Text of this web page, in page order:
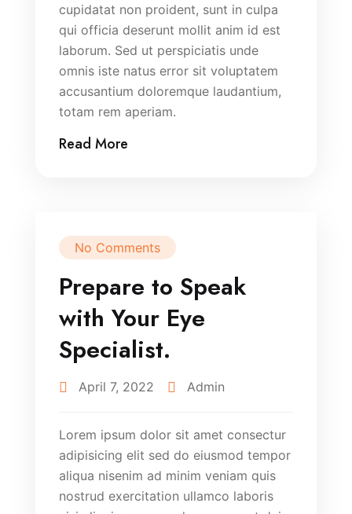
cupidatat non proident, sunt in culpa
qui officia deserunt mollit anim id est
laborum. Sed ut perspiciatis unde
omnis iste natus error sit voluptatem
accusantium doloremque laudantium,
totam rem aperiam.
Read More
No Comments
Prepare to Speak
with Your Eye
Specialist.
April 7, 2022 Admin
Lorem ipsum dolor sit amet consectur
adipisicing elit sed do eiusmod tempor
aliqua nisenim ad minim veniam quis
nostrud exercitation ullamco laboris